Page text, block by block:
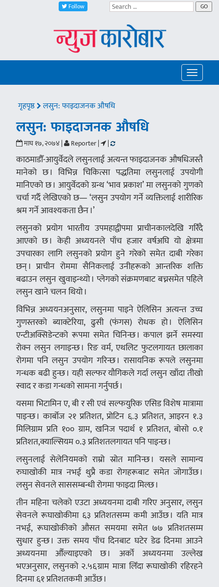
Follow GO
Toggle
गृहपृष्ठ लसुन: फाइदाजनक औषधि
लसुन: फाइदाजनक औषधि
माघ १७, २०७४ | Reporter | |
काठमाडौँ-आयुर्वेदले लसुनलाई अत्यन्त फाइदाजनक औषधिजस्तै
मानेको छ । विभिन्न चिकित्सा पद्धतिमा लसुनलाई उपयोगी
मानिएको छ । आयुर्वेदको ग्रन्थ ‘भाव प्रकाश’ मा लसुनको गुणको
चर्चा गर्दै लेखिएको छ— ‘लसुन उपयोग गर्ने व्यक्तिलाई शारीरिक
श्रम गर्ने आवश्यकता छैन ।’
लसुनको प्रयोग भारतीय उपमहाद्वीपमा प्राचीनकालदेखि गरिँदै
आएको छ । केही अध्ययनले पाँच हजार वर्षअघि यो क्षेत्रमा
उपचारका लागि लसुनको प्रयोग हुने गरेको समेत दाबी गरेका
छन् । प्राचीन रोममा सैनिकलाई उनीहरूको आन्तरिक शक्ति
बढाउन लसुन खुवाइन्थ्यो । प्लेगको संक्रमणबाट बच्नसमेत पहिले
लसुन खाने चलन थियो ।
विभिन्न अध्ययनअनुसार, लसुनमा पाइने ऐलिसिन अत्यन्त उच्च
गुणस्तरको ब्याक्टेरिया, ढुसी (फंगस) रोधक हो । ऐलिसिन
एन्टीअक्सिडेन्टको रूपमा समेत चिनिन्छ । कपाल झर्ने समस्या
रोक्न लसुन लगाइन्छ । रिङ वर्म, एथलिट फुटलगायत छालाका
रोगमा पनि लसुन उपयोग गरिन्छ । रासायनिक रूपले लसुनमा
गन्धक बढी हुन्छ । यही सल्फर यौगिकले गर्दा लसुन खाँदा तीखो
स्वाद र कडा गन्धको सामना गर्नुपर्छ ।
यसमा भिटामिन ए, बी र सी एवं सल्फयुरिक एसिड विशेष मात्रामा
पाइन्छ । कार्बोज २१ प्रतिशत, प्रोटिन ६.३ प्रतिशत, आइरन १.३
मिलिग्राम प्रति १०० ग्राम, खनिज पदार्थ १ प्रतिशत, बोसो ०.१
प्रतिशत,क्याल्सियम ०.३ प्रतिशतलगायत पनि पाइन्छ ।
लसुनलाई सेलेनियमको राम्रो स्रोत मानिन्छ । यसले सामान्य
रुघाखोकी मात्र नभई थुप्रै कडा रोगहरूबाट समेत जोगाउँछ ।
लसुन सेवनले साससम्बन्धी रोगमा फाइदा मिल्छ ।
तीन महिना चलेको एउटा अध्ययनमा दाबी गरिए अनुसार, लसुन
सेवनले रूघाखोकीमा ६३ प्रतिशतसम्म कमी आउँछ । यति मात्र
नभई, रूघाखोकीको औसत समयमा समेत ७७ प्रतिशतसम्म
सुधार हुन्छ । उक्त समय पाँच दिनबाट घटेर डेढ दिनमा आउने
अध्ययनमा औँल्याइएको छ । अर्को अध्ययनमा उल्लेख
भएअनुसार, लसुनको २.५६ग्राम मात्रा लिँदा रूघाखोकी रहिरहने
दिनमा ६१ प्रतिशतकमी आउँछ ।